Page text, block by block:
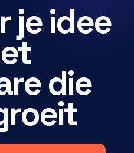
je idee
die